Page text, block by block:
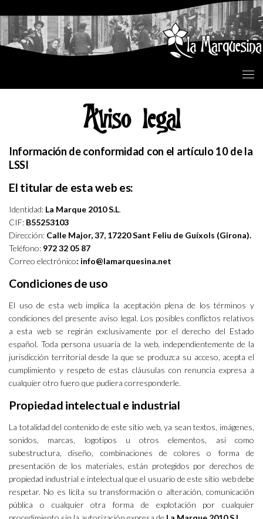
Saltar al contenido
Aviso legal
Información de conformidad con el artículo 10 de la
LSSI
El titular de esta web es:
Identidad: La Marque 2010 S.L.
CIF: B55253103
Dirección: Calle Major, 37, 17220 Sant Feliu de Guíxols (Girona).
Teléfono: 972 32 05 87
Correo electrónico: info@lamarquesina.net
Condiciones de uso
El uso de esta web implica la aceptación plena de los términos y
condiciones del presente aviso legal. Los posibles conflictos relativos
a esta web se regirán exclusivamente por el derecho del Estado
español. Toda persona usuaria de la web, independientemente de la
jurisdicción territorial desde la que se produzca su acceso, acepta el
cumplimiento y respeto de estas cláusulas con renuncia expresa a
cualquier otro fuero que pudiera corresponderle.
Propiedad intelectual e industrial
La totalidad del contenido de este sitio web, ya sean textos, imágenes,
sonidos, marcas, logotipos u otros elementos, así como
subestructura, diseño, combinaciones de colores o forma de
presentación de los materiales, están protegidos por derechos de
propiedad industrial e intelectual que el usuario de este sitio web debe
respetar. No es lícita su transformación o alteración, comunicación
pública o cualquier otra forma de explotación por cualquier